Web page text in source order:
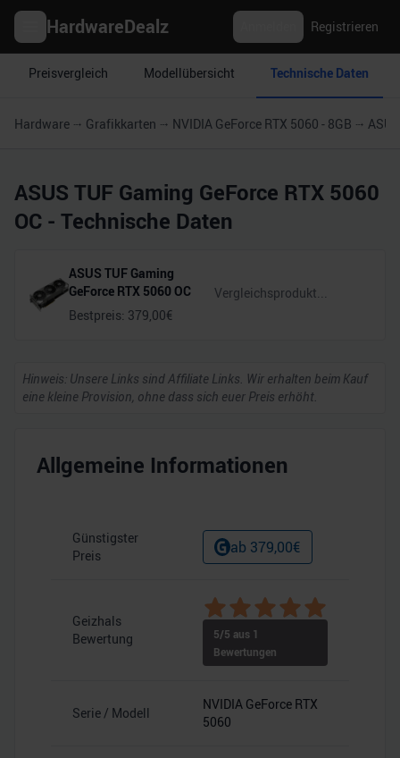
HardwareDealz Registrieren
Preisvergleich Modellübersicht Technische Daten
Hardware Grafikkarten NVIDIA GeForce RTX 5060 - 8GB
ASUS TUF Gaming GeForce RTX 5060
OC - Technische Daten
ASUS TUF Gaming
GeForce RTX 5060 OC
Bestpreis: 379,00€
Hinweis: Unsere Links sind Affiliate Links. Wir erhalten beim Kauf
eine kleine Provision, ohne dass sich euer Preis erhöht.
Allgemeine Informationen
Günstigster
Preis
ab 379,00€
Geizhals
Bewertung
5/5 aus 1
Bewertungen
Serie / Modell
NVIDIA GeForce RTX
5060